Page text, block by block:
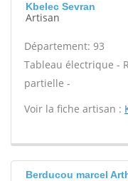
Kbelec Sevran
Artisan
Département: 93
Tableau électrique -
partielle -
Voir la fiche artisan :
Berducou marcel